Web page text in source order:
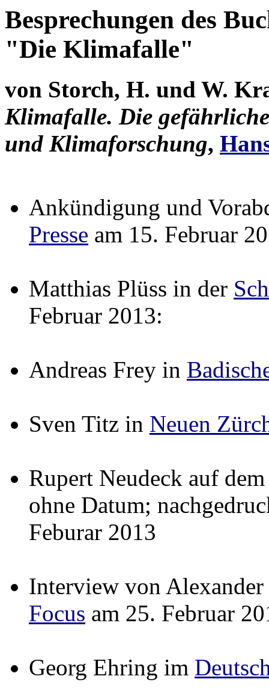
Besprechungen des
"Die Klimafalle"
von Storch, H. und W.
Klimafalle. Die
und Klimaforschung,
Ankündigung und
Presse am 15. Februar
Matthias Plüss in der
Februar 2013:
Andreas Frey in
Sven Titz in Neuen
Rupert Neudeck auf
ohne Datum;
Feburar 2013
Interview von
Focus am 25. Februar
Georg Ehring im